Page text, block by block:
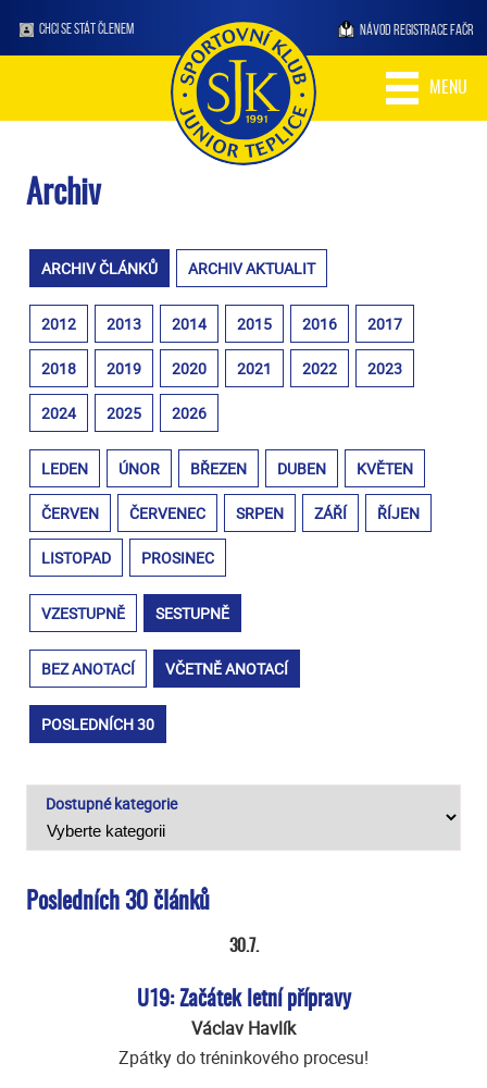
CHCI SE STÁT ČLENEM NÁVOD REGISTRACE FAČR
MENU
Archiv
ARCHIV ČLÁNKŮ ARCHIV AKTUALIT
2012 2013 2014 2015 2016 2017
2018 2019 2020 2021 2022 2023
2024 2025 2026
LEDEN ÚNOR BŘEZEN DUBEN KVĚTEN
ČERVEN ČERVENEC SRPEN ZÁŘÍ ŘÍJEN
LISTOPAD PROSINEC
VZESTUPNĚ SESTUPNĚ
BEZ ANOTACÍ VČETNĚ ANOTACÍ
POSLEDNÍCH 30
Dostupné kategorie
Posledních 30 článků
30.7.
U19: Začátek letní přípravy
Václav Havlík
Zpátky do tréninkového procesu!